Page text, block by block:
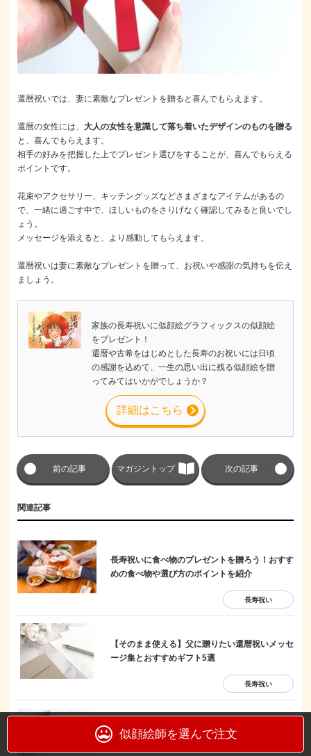
還暦祝いでは、妻に素敵なプレゼントを贈ると喜んでもらえます。
還暦の女性には、大人の女性を意識して落ち着いたデザインのものを贈る
と、喜んでもらえます。
相手の好みを把握した上でプレゼント選びをすることが、喜んでもらえる
ポイントです。
花束やアクセサリー、キッチングッズなどさまざまなアイテムがあるの
で、一緒に過ごす中で、ほしいものをさりげなく確認してみると良いでし
ょう。
メッセージを添えると、より感動してもらえます。
還暦祝いは妻に素敵なプレゼントを贈って、お祝いや感謝の気持ちを伝え
ましょう。
家族の長寿祝いに似顔絵グラフィックスの似顔絵
をプレゼント！
還暦や古希をはじめとした長寿のお祝いには日頃
の感謝を込めて、一生の思い出に残る似顔絵を贈
ってみてはいかがでしょうか？
詳細はこちら
前の記事 マガジントップ 次の記事
関連記事
長寿祝いに食べ物のプレゼントを贈ろう！おすす
めの食べ物や選び方のポイントを紹介
長寿祝い
【そのまま使える】父に贈りたい還暦祝いメッセ
ージ集とおすすめギフト5選
長寿祝い
【女性の還暦祝い】ちょっとした・ささやかなプ
レゼント10選
似顔絵師を選んで注文